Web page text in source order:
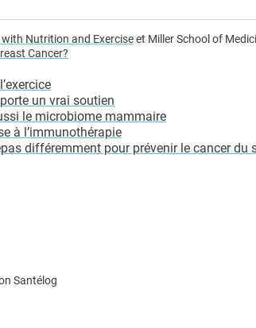
Nutrition and Exerciseet Miller School of
Cancer?
un vrai soutien
le microbiome mammaire
à l’immunothérapie
différemment pour prévenir le cancer du
Santélog